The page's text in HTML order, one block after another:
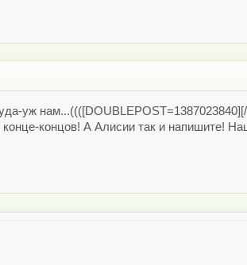
уж
конце-концов! А Алисии так и напишите!